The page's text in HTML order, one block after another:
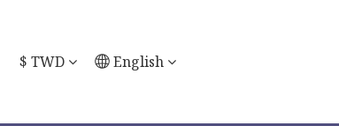
$ TWD English